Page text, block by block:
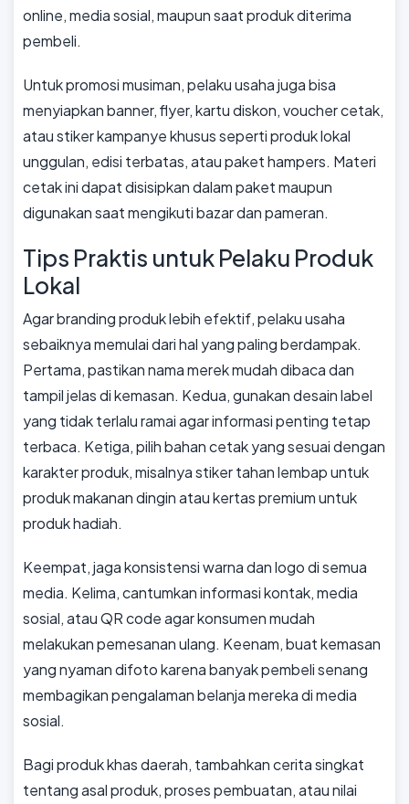
online, media sosial, maupun saat produk diterima
pembeli.
Untuk promosi musiman, pelaku usaha juga bisa
menyiapkan banner, flyer, kartu diskon, voucher cetak,
atau stiker kampanye khusus seperti produk lokal
unggulan, edisi terbatas, atau paket hampers. Materi
cetak ini dapat disisipkan dalam paket maupun
digunakan saat mengikuti bazar dan pameran.
Tips Praktis untuk Pelaku Produk
Lokal
Agar branding produk lebih efektif, pelaku usaha
sebaiknya memulai dari hal yang paling berdampak.
Pertama, pastikan nama merek mudah dibaca dan
tampil jelas di kemasan. Kedua, gunakan desain label
yang tidak terlalu ramai agar informasi penting tetap
terbaca. Ketiga, pilih bahan cetak yang sesuai dengan
karakter produk, misalnya stiker tahan lembap untuk
produk makanan dingin atau kertas premium untuk
produk hadiah.
Keempat, jaga konsistensi warna dan logo di semua
media. Kelima, cantumkan informasi kontak, media
sosial, atau QR code agar konsumen mudah
melakukan pemesanan ulang. Keenam, buat kemasan
yang nyaman difoto karena banyak pembeli senang
membagikan pengalaman belanja mereka di media
sosial.
Bagi produk khas daerah, tambahkan cerita singkat
tentang asal produk, proses pembuatan, atau nilai